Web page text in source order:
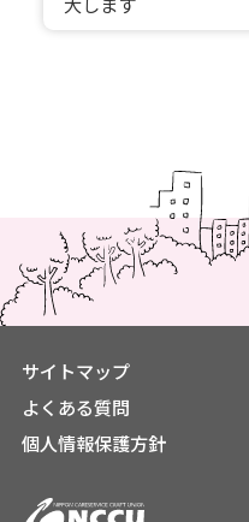
サイトマップ
よくある質問
個人情報保護方針